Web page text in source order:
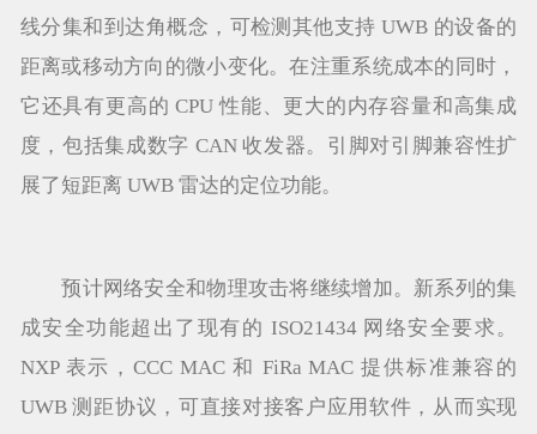
线分集和到达角概念，可检测其他支持 UWB 的设备的
距离或移动方向的微小变化。在注重系统成本的同时，
它还具有更高的 CPU 性能、更大的内存容量和高集成
度，包括集成数字 CAN 收发器。引脚对引脚兼容性扩
展了短距离 UWB 雷达的定位功能。
预计网络安全和物理攻击将继续增加。新系列的集
成安全功能超出了现有的 ISO21434 网络安全要求。
NXP 表示，CCC MAC 和 FiRa MAC 提供标准兼容的
UWB 测距协议，可直接对接客户应用软件，从而实现